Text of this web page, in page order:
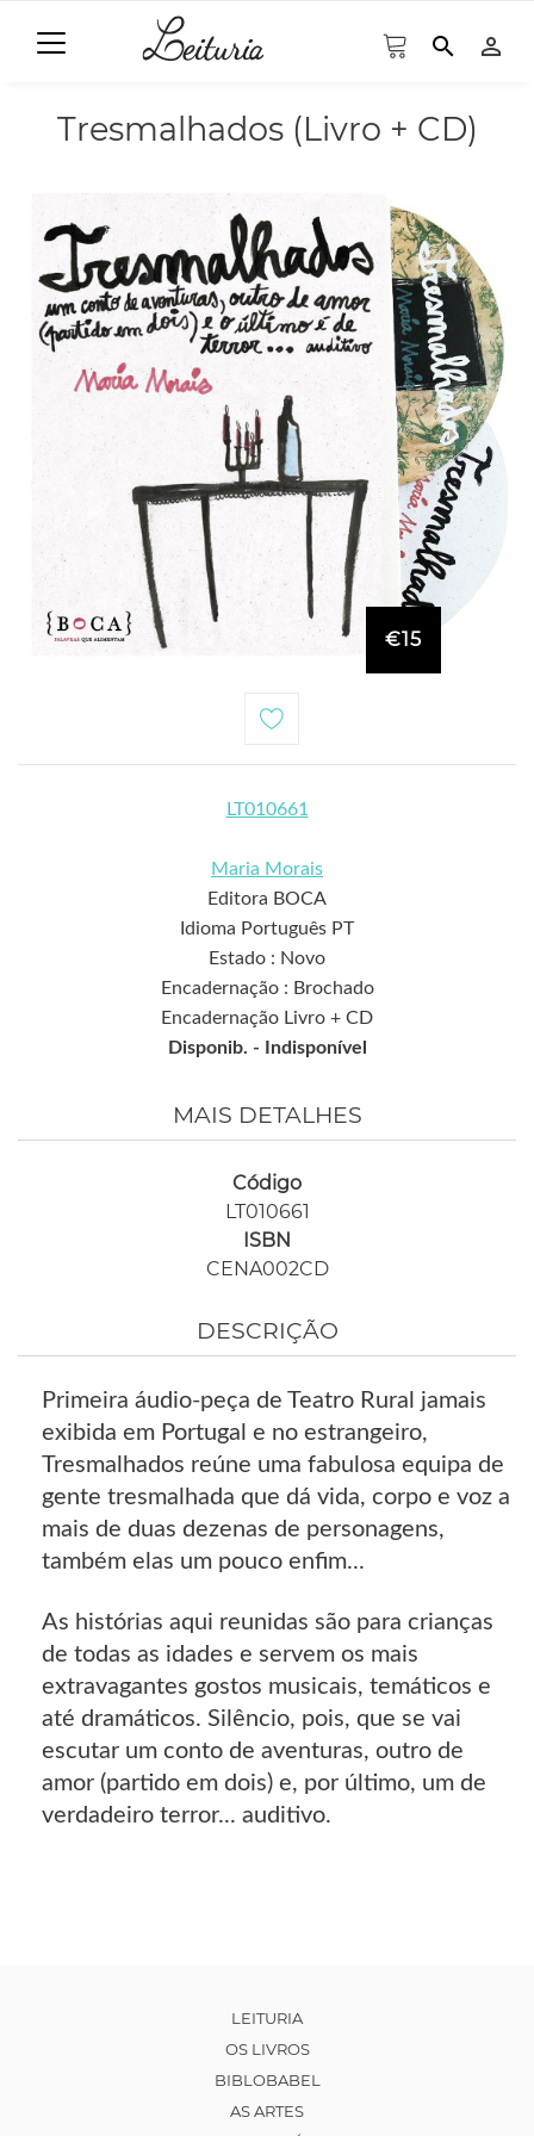
search person_outline
Tresmalhados (Livro + CD)
€15
LT010661
Maria Morais
Editora BOCA
Idioma Português PT
Estado : Novo
Encadernação : Brochado
Encadernação Livro + CD
Disponib. -
Indisponível
MAIS DETALHES
Código
LT010661
ISBN
CENA002CD
DESCRIÇÃO
Primeira áudio-peça de Teatro Rural jamais
exibida em Portugal e no estrangeiro,
Tresmalhados reúne uma fabulosa equipa de
gente tresmalhada que dá vida, corpo e voz a
mais de duas dezenas de personagens,
também elas um pouco enfim...
As histórias aqui reunidas são para crianças
de todas as idades e servem os mais
extravagantes gostos musicais, temáticos e
até dramáticos. Silêncio, pois, que se vai
escutar um conto de aventuras, outro de
amor (partido em dois) e, por último, um de
verdadeiro terror... auditivo.
LEITURIA
OS LIVROS
BIBLOBABEL
AS ARTES